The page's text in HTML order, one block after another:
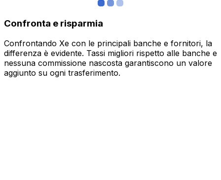
Confronta e risparmia
Confrontando Xe con le principali banche e fornitori, la
differenza è evidente. Tassi migliori rispetto alle banche e
nessuna commissione nascosta garantiscono un valore
aggiunto su ogni trasferimento.